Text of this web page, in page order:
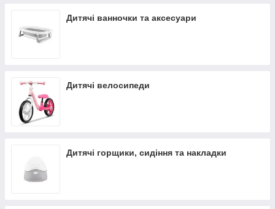
Дитячі ванночки та аксесуари
Дитячі велосипеди
Дитячі горщики, сидіння та накладки